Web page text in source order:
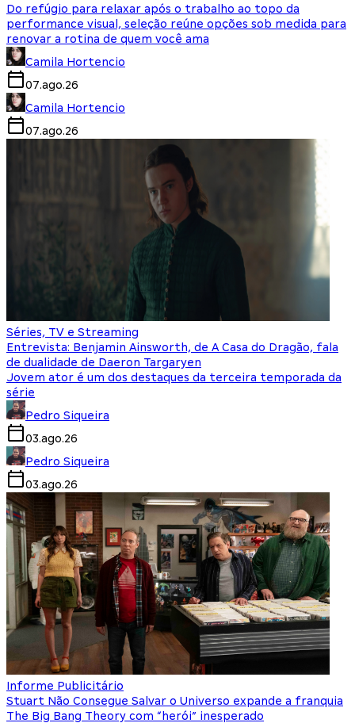
Do refúgio para relaxar após o trabalho ao topo da
performance visual, seleção reúne opções sob medida para
renovar a rotina de quem você ama
Camila Hortencio
07.ago.26
Camila Hortencio
07.ago.26
Séries, TV e Streaming
Entrevista: Benjamin Ainsworth, de A Casa do Dragão, fala
de dualidade de Daeron Targaryen
Jovem ator é um dos destaques da terceira temporada da
série
Pedro Siqueira
03.ago.26
Pedro Siqueira
03.ago.26
Informe Publicitário
Stuart Não Consegue Salvar o Universo expande a franquia
The Big Bang Theory com “herói” inesperado